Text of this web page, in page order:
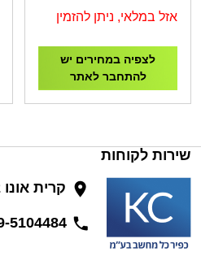
אזל במלאי, ניתן להזמין
לצפיה במחירים יש
להתחבר לאתר
שירות לקוחות
קרית אונו 5510702